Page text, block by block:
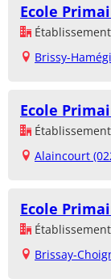
Ecole
Brissy-
Ecole
Alaincourt
Ecole
Brissay-